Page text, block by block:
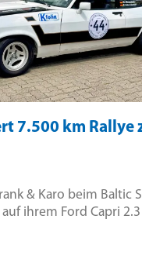
7.500 km Rallye
& Karo beim Baltic
ihrem Ford Capri 2.3